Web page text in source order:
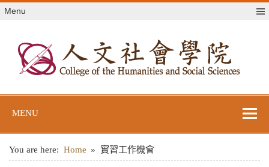
Skip
toMenu
MENU
You are here: Home 實習工作機會